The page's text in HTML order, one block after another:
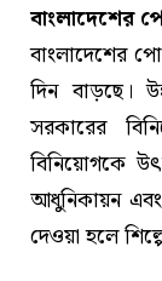
বাংলাদেশের
বাংলাদেশের
দিন বাড়ছে।
সরকারের
বিনিয়োগকে
আধুনিকায়ন
দেওয়া হলে